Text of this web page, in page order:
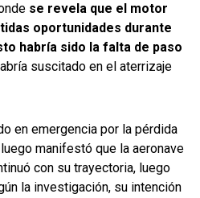
se revela que el motor
oportunidades durante
habría sido la falta de paso
suscitado en el aterrizaje
en emergencia por la pérdida
manifestó que la aeronave
con su trayectoria, luego
la investigación, su intención